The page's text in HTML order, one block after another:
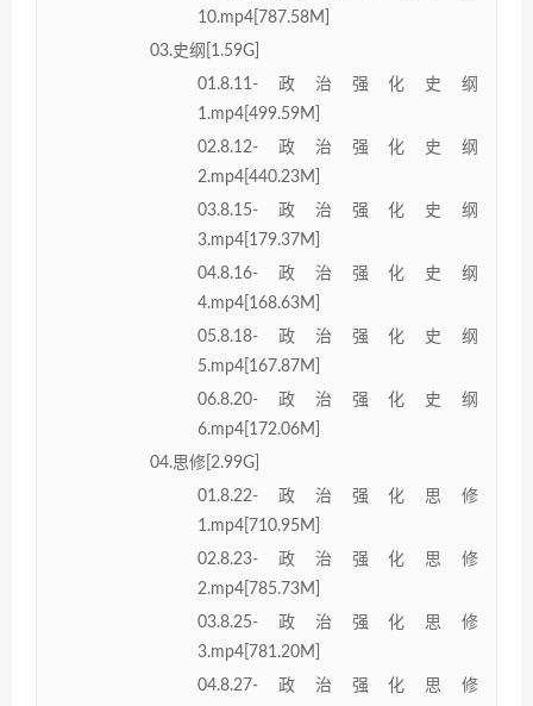
10.mp4[787.58M]
03.史纲[1.59G]
01.8.11-政治强化史纲
1.mp4[499.59M]
02.8.12-政治强化史纲
2.mp4[440.23M]
03.8.15-政治强化史纲
3.mp4[179.37M]
04.8.16-政治强化史纲
4.mp4[168.63M]
05.8.18-政治强化史纲
5.mp4[167.87M]
06.8.20-政治强化史纲
6.mp4[172.06M]
04.思修[2.99G]
01.8.22-政治强化思修
1.mp4[710.95M]
02.8.23-政治强化思修
2.mp4[785.73M]
03.8.25-政治强化思修
3.mp4[781.20M]
04.8.27-政治强化思修